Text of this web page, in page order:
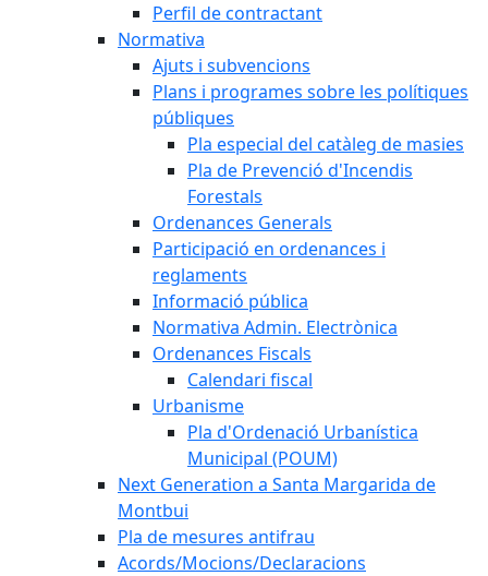
Perfil de contractant
Normativa
Ajuts i subvencions
Plans i programes sobre les polítiques
públiques
Pla especial del catàleg de masies
Pla de Prevenció d'Incendis
Forestals
Ordenances Generals
Participació en ordenances i
reglaments
Informació pública
Normativa Admin. Electrònica
Ordenances Fiscals
Calendari fiscal
Urbanisme
Pla d'Ordenació Urbanística
Municipal (POUM)
Next Generation a Santa Margarida de
Montbui
Pla de mesures antifrau
Acords/Mocions/Declaracions